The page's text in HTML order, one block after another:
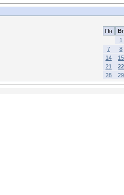
Пн
Вт
1
7
8
14
15
21
22
28
29